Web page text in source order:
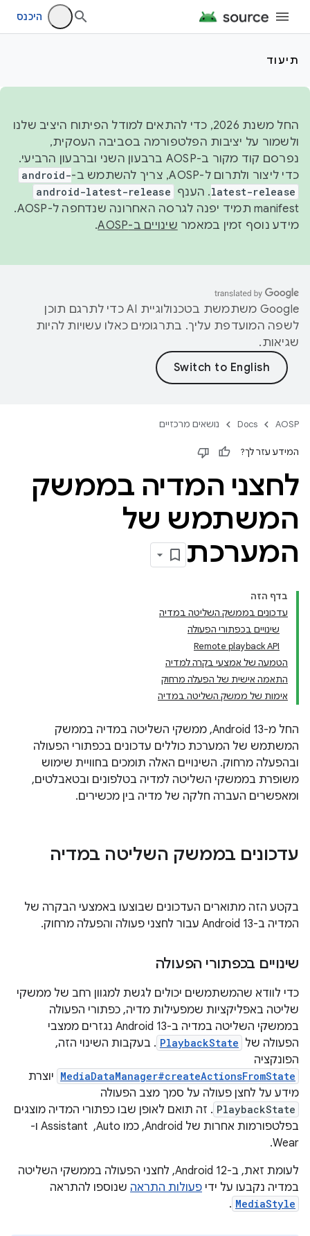
היכנס
תיעוד
החל משנת 2026, כדי להתאים למודל הפיתוח היציב שלנו
ולשמור על יציבות הפלטפורמה בסביבה העסקית,
נפרסם קוד מקור ב-AOSP ברבעון השני וברבעון הרביעי.
כדי ליצור ולתרום ל-AOSP, צריך להשתמש ב-
android-
latest-release. הענף android-latest-release
manifest תמיד יפנה לגרסה האחרונה שנדחפה ל-AOSP.
מידע נוסף זמין במאמר שינויים ב-AOSP .
‫Google משתמשת בטכנולוגיית AI כדי לתרגם תוכן
לשפה המועדפת עליך. בתרגומים כאלו עשויות להיות
שגיאות.
AOSP
Docs נושאים מרכזיים
המידע עזר לך?
לחצני המדיה בממשק
המשתמש של
המערכת
בדף הזה
עדכונים בממשק השליטה במדיה
שינויים בכפתורי הפעולה
Remote playback API
הטמעה של אמצעי בקרה למדיה
התאמה אישית של הפעלה מרחוק
אימות של ממשק השליטה במדיה
החל מ-Android 13, ממשקי השליטה במדיה בממשק
המשתמש של המערכת כוללים עדכונים בכפתורי הפעולה
ובהפעלה מרחוק. השינויים האלה תומכים בחוויית שימוש
משופרת בממשקי השליטה למדיה בטלפונים ובטאבלטים,
ומאפשרים העברה חלקה של מדיה בין מכשירים.
עדכונים בממשק השליטה במדיה
בקטע הזה מתוארים העדכונים שבוצעו באמצעי הבקרה של
המדיה ב-Android 13 עבור לחצני פעולה והפעלה מרחוק.
שינויים בכפתורי הפעולה
כדי לוודא שהמשתמשים יכולים לגשת למגוון רחב של ממשקי
שליטה באפליקציות שמפעילות מדיה, כפתורי הפעולה
בממשקי השליטה במדיה ב-Android 13 נגזרים ממצבי
הפעולה של PlaybackState . בעקבות השינוי הזה,
הפונקציה
MediaDataManager#createActionsFromState יוצרת
מידע על לחצן פעולה על סמך מצב הפעולה
PlaybackState . זה תואם לאופן שבו כפתורי המדיה מוצגים
בפלטפורמות אחרות של Android, כמו Auto, ‏ Assistant ו-
Wear.
לעומת זאת, ב-Android 12, לחצני הפעולה בממשקי השליטה
במדיה נקבעו על ידי פעולות התראה שנוספו להתראה
MediaStyle
.